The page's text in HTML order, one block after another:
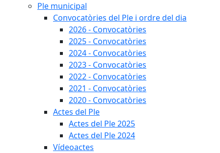
Ple municipal
Convocatòries del Ple i ordre del dia
2026 - Convocatòries
2025 - Convocatòries
2024 - Convocatòries
2023 - Convocatòries
2022 - Convocatòries
2021 - Convocatòries
2020 - Convocatòries
Actes del Ple
Actes del Ple 2025
Actes del Ple 2024
Vídeoactes